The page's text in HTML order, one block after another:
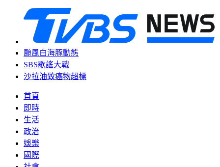
颱風白海豚動態
SBS歌謠大戰
沙拉油致癌物超標
首頁
即時
生活
政治
娛樂
國際